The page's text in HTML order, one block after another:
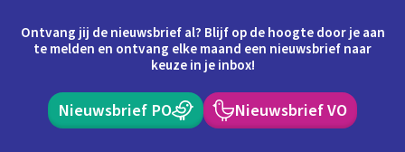
Ontvang jij de nieuwsbrief al? Blijf op de hoogte door je aan
te melden en ontvang elke maand een nieuwsbrief naar
keuze in je inbox!
Nieuwsbrief PO Nieuwsbrief VO